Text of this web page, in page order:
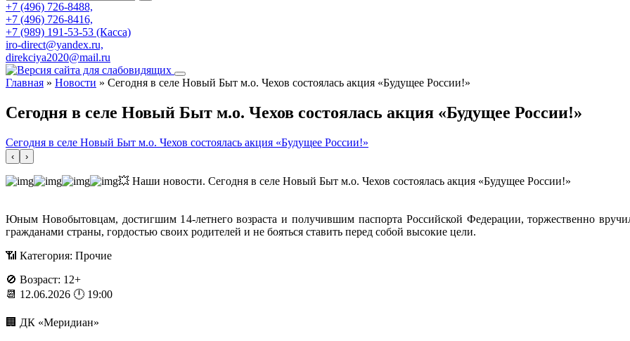
+7 (496) 726-8488,
+7 (496) 726-8416,
+7 (989) 191-53-53 (Касса)
iro-direct@yandex.ru,
direkciya2020@mail.ru
Главная » Новости » Сегодня в селе Новый Быт м.о. Чехов состоялась акция «Будущее России!»
Сегодня в селе Новый Быт м.о. Чехов состоялась акция «Будущее России!»
Сегодня в селе Новый Быт м.о. Чехов состоялась акция «Будущее России!»
‹ ›
💥 Наши новости. Сегодня в селе Новый Быт м.о. Чехов состоялась акция «Будущее России!»
Юным Новобытовцам, достигшим 14-летнего возраста и получившим паспорта Российской Федерации, торжественно
гражданами страны, гордостью своих родителей и не бояться ставить перед собой высокие цели.
📶 Категория: Прочие
🚫 Возраст: 12+
📆 12.06.2026 🕛 19:00
🏢 ДК «Меридиан»